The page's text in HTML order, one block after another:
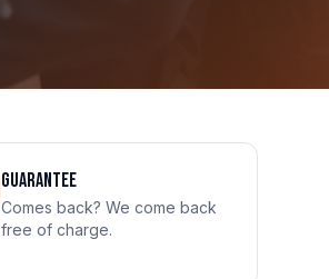
Guarantee
Comes back? We come back
free of charge.